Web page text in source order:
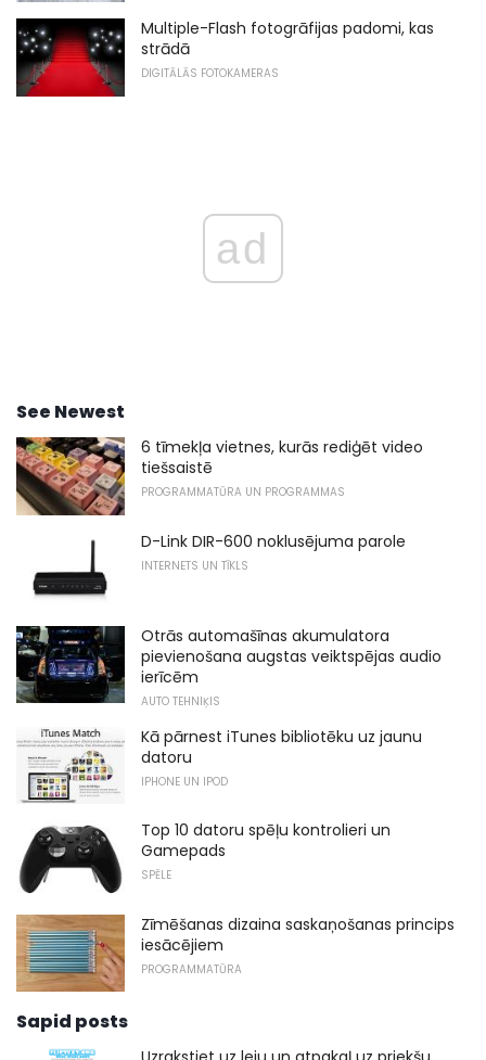
Multiple-Flash fotogrāfijas padomi, kas
strādā
DIGITĀLĀS FOTOKAMERAS
ad
See Newest
6 tīmekļa vietnes, kurās rediģēt video
tiešsaistē
PROGRAMMATŪRA UN PROGRAMMAS
D-Link DIR-600 noklusējuma parole
INTERNETS UN TĪKLS
Otrās automašīnas akumulatora
pievienošana augstas veiktspējas audio
ierīcēm
AUTO TEHNIĶIS
Kā pārnest iTunes bibliotēku uz jaunu
datoru
IPHONE UN IPOD
Top 10 datoru spēļu kontrolieri un
Gamepads
SPĒLE
Zīmēšanas dizaina saskaņošanas princips
iesācējiem
PROGRAMMATŪRA
Sapid posts